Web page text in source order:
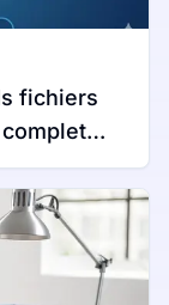
fichiers
complet